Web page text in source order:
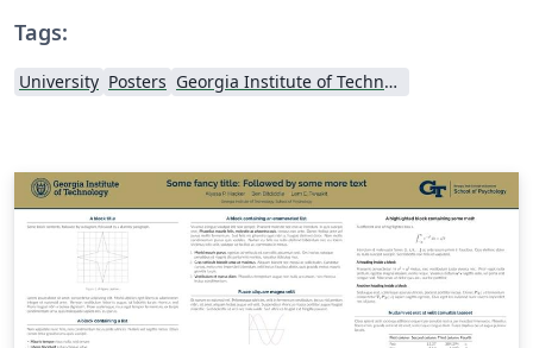
Tags:
University Posters Georgia Institute of Technology